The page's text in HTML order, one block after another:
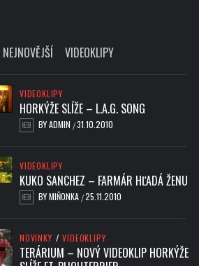
NEJNOVĚJŠÍ VIDEOKLIPY
VIDEOKLIPY
HORKÝŽE SLÍŽE – L.A.G. SONG
BYADMIN /31.10.2010
VIDEOKLIPY
KUKO SANCHEZ – FARMÁR HĽADÁ ŽENU
BYMIŇONKA /25.11.2010
NOVINKY / VIDEOKLIPY
TERÁRIUM – NOVÝ VIDEOKLIP HORKÝŽE